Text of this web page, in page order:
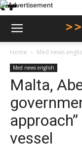
Home Med news
Med news english
Malta,
vessel